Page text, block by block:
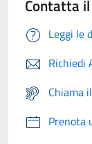
Contatta
Leggi le
Richiedi
Chiama
Prenota